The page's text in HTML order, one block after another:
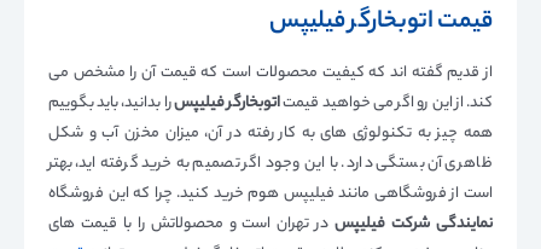
قیمت اتوبخارگر فیلیپس
از قدیم گفته اند که کیفیت محصولات است که قیمت آن را مشخص می
کند. از این رو اگر می خواهید قیمتاتوبخارگر فیلیپسرا بدانید، باید بگوییم
همه چیز به تکنولوژی های به کار رفته در آن، میزان مخزن آب و شکل
ظاهری آن بستگی دارد. با این وجود اگر تصمیم به خرید گرفته اید، بهتر
است از فروشگاهی مانند فیلیپس هوم خرید کنید. چرا که این فروشگاه
نمایندگی شرکت فیلیپسدر تهران است و محصولاتش را با قیمت های